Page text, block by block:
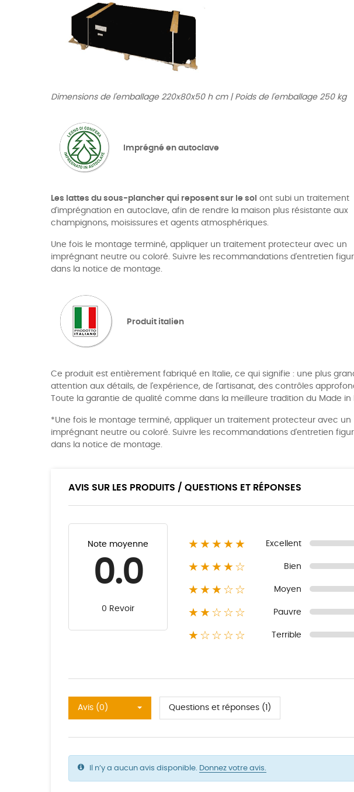
Dimensions de l'emballage 220x80x50 h cm | Poids de l'emballage 250 kg
Imprégné en autoclave
Les lattes du sous-plancher qui reposent sur le sol ont subi un traitement
d'imprégnation en autoclave, afin de rendre la maison plus résistante aux
champignons, moisissures et agents atmosphériques.
Une fois le montage terminé, appliquer un traitement protecteur avec un
imprégnant neutre ou coloré. Suivre les recommandations d'entretien
dans la notice de montage.
Produit italien
Ce produit est entièrement fabriqué en Italie, ce qui signifie : une plus
attention aux détails, de l'expérience, de l'artisanat, des contrôles
Toute la garantie de qualité comme dans la meilleure tradition du Made in
*Une fois le montage terminé, appliquer un traitement protecteur avec un
imprégnant neutre ou coloré. Suivre les recommandations d'entretien
dans la notice de montage.
AVIS SUR LES PRODUITS / QUESTIONS ET RÉPONSES
Note moyenne
0.0
0 Revoir
★★★★★ Excellent
★★★★☆ Bien
★★★☆☆ Moyen
★★☆☆☆ Pauvre
★☆☆☆☆ Terrible
Avis (0) Questions et réponses (1)
Il n’y a aucun avis disponible. Donnez votre avis.